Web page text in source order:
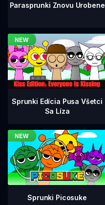
Parasprunki Znovu Urobene
Sprunki Edícia Pusa Všetci
Sa Líza
Sprunki Picosuke